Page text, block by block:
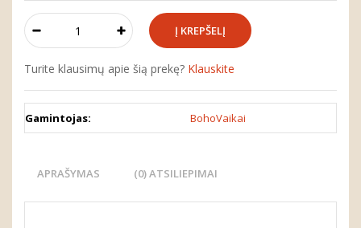
Turite klausimų apie šią prekę? Klauskite
Gamintojas: BohoVaikai
APRAŠYMAS (0) ATSILIEPIMAI